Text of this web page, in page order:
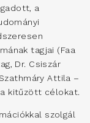
a
tagjai (Faa
Dr. Csiszár
Attila –
kitűzött célokat.
szolgál